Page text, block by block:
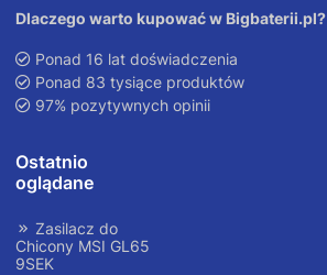
Dlaczego warto kupować w Bigbaterii.pl?
Ponad 16 lat doświadczenia
Ponad 83 tysiące produktów
97% pozytywnych opinii
Ostatnio
oglądane
Zasilacz do
Chicony MSI GL65
9SEK